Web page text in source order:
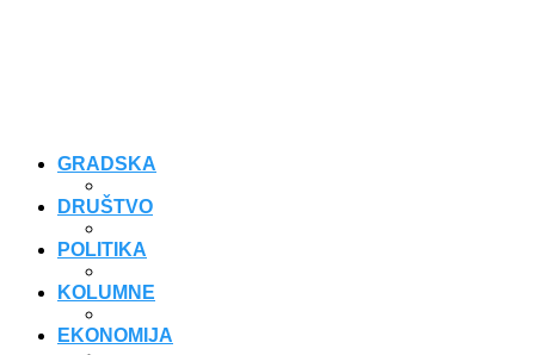
GRADSKA
DRUŠTVO
POLITIKA
KOLUMNE
EKONOMIJA